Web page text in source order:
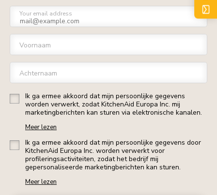
Your email address
Voornaam
Achternaam
Ik ga ermee akkoord dat mijn persoonlijke gegevens
worden verwerkt, zodat KitchenAid Europa Inc. mij
marketingberichten kan sturen via elektronische kanalen.
Meer lezen
Ik ga ermee akkoord dat mijn persoonlijke gegevens door
KitchenAid Europa Inc. worden verwerkt voor
profileringsactiviteiten, zodat het bedrijf mij
gepersonaliseerde marketingberichten kan sturen.
Meer lezen